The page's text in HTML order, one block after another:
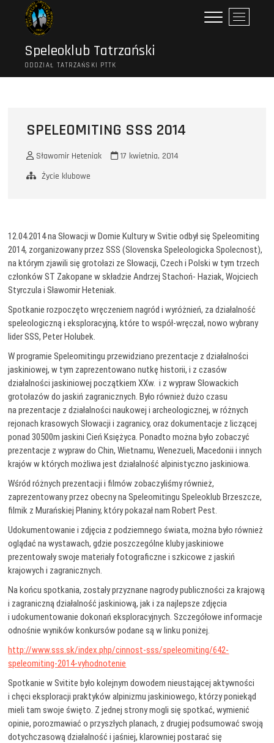
Speleoklub Tatrzański
ODDZIAŁ TATRZAŃSKI PTTK
P
r
SPELEOMITING SSS 2014
Sławomir Heteniak
17 kwietnia, 2014
Życie klubowe
12.04.2014 na Słowacji w Domie Kultury w Svitie odbył się Speleomiting
2014, zorganizowany przez SSS (Slovenska Speleologicka Spolecnost),
na którym zjawili się grotołazi ze Słowacji, Czech i Polski w tym trzech
członków ST Zakopane w składzie Andrzej Stachoń- Haziak, Wojciech
Styrczula i Sławomir Heteniak.
Spotkanie rozpoczęto wręczeniem nagród i wyróżnień, za działalność
speleologiczną i eksploracyjną, które to współ-wręczał, nowo wybrany
lider SSS, Peter Holubek.
W programie Speleomitingu przewidziano prezentacje z działalności
jaskiniowej, w tym zaprezentowano nutkę historii, i z czasów
działalności jaskiniowej początkiem XXw. i z wypraw Słowackich
grotołazów do jaskiń zagranicznych. Było również dużo czasu
na prezentacje z działalności naukowej i archeologicznej, w różnych
rejonach krasowych Słowacji i zagranicy, oraz dokumentacje z liczącej
ponad 30500m jaskini Cień Księżyca. Ponadto można było zobaczyć
prezentacje z wypraw do Chin, Wietnamu, Wenezueli, Macedonii i innych
krajów w których możliwa jest działalność alpinistyczno jaskiniowa.
Wśród różnych prezentacji i filmów zobaczyliśmy również,
zaprezentowany przez obecny na Speleomitingu Speleoklub Brzeszcze,
filmik z Murańskiej Płaniny, który pokazał nam Robert Pest.
Udokumentowanie i zdjęcia z podziemnego świata, można było również
oglądać na wystawach, gdzie poszczególne kluby jaskiniowe
prezentowały swoje materiały fotograficzne i szkicowe z jaskiń
krajowych i zagranicznych.
Na końcu spotkania, zostały przyznane nagrody publiczności za krajową
i zagraniczną działalność jaskiniową, jak i za najlepsze zdjęcia
i udokumentowanie dokonań eksploracyjnych. Szczegółowe informacje
odnośnie wyników konkursów podane są w linku poniżej.
http://www.sss.sk/index.php/cinnost-sss/speleomiting/642-
speleomiting-2014-vyhodnotenie
Spotkanie w Svitite było kolejnym dowodem nieustającej aktywności
i chęci eksploracji praktyków alpinizmu jaskiniowego, którzy poniekąd
mieli tam swoje święto. Z jednej strony mogli się spotkać, wymienić
opinie, porozmawiać o przyszłych planach, z drugiej podsumować swoją
dotychczasową działalność i jaśniej, klarowniej postarać się